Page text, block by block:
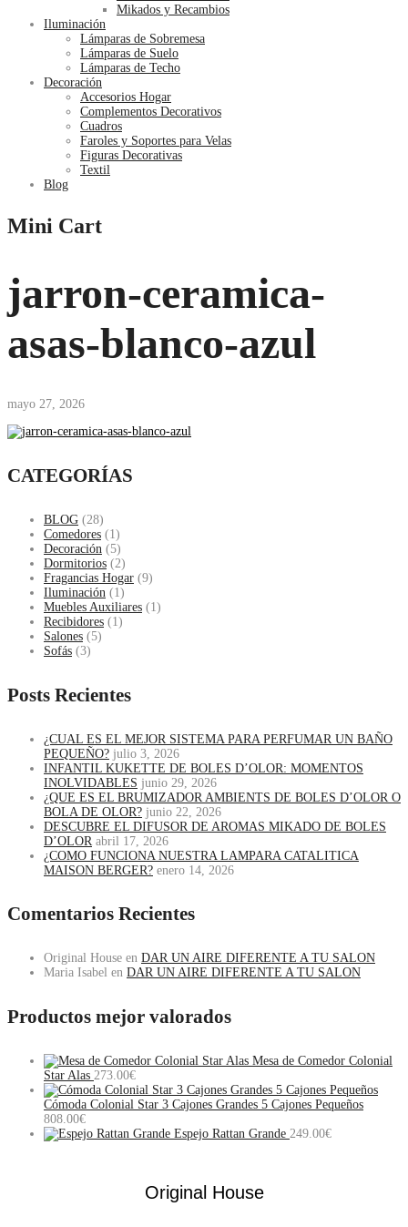
Mikados y Recambios
Iluminación
Lámparas de Sobremesa
Lámparas de Suelo
Lámparas de Techo
Decoración
Accesorios Hogar
Complementos Decorativos
Cuadros
Faroles y Soportes para Velas
Figuras Decorativas
Textil
Blog
Mini Cart
jarron-ceramica-
asas-blanco-azul
mayo 27, 2026
CATEGORÍAS
BLOG (28)
Comedores (1)
Decoración (5)
Dormitorios (2)
Fragancias Hogar (9)
Iluminación (1)
Muebles Auxiliares (1)
Recibidores (1)
Salones (5)
Sofás (3)
Posts Recientes
¿CUAL ES EL MEJOR SISTEMA PARA PERFUMAR UN BAÑO
PEQUEÑO? julio 3, 2026
INFANTIL KUKETTE DE BOLES D’OLOR: MOMENTOS
INOLVIDABLES junio 29, 2026
¿QUE ES EL BRUMIZADOR AMBIENTS DE BOLES D’OLOR O
BOLA DE OLOR? junio 22, 2026
DESCUBRE EL DIFUSOR DE AROMAS MIKADO DE BOLES
D’OLOR abril 17, 2026
¿COMO FUNCIONA NUESTRA LAMPARA CATALITICA
MAISON BERGER? enero 14, 2026
Comentarios Recientes
Original House en DAR UN AIRE DIFERENTE A TU SALON
Maria Isabel en DAR UN AIRE DIFERENTE A TU SALON
Productos mejor valorados
Mesa de Comedor Colonial
Star Alas 273.00€
Cómoda Colonial Star 3 Cajones Grandes 5 Cajones Pequeños
808.00€
Espejo Rattan Grande 249.00€
Original House